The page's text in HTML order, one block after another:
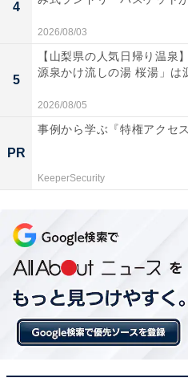
4
2026/08/03
5
【山梨県の人気日帰り温泉
源泉かけ流しの湯 桜湯」は
2026/08/05
PR
事例から学ぶ『特権アクセス
KeeperSecurity